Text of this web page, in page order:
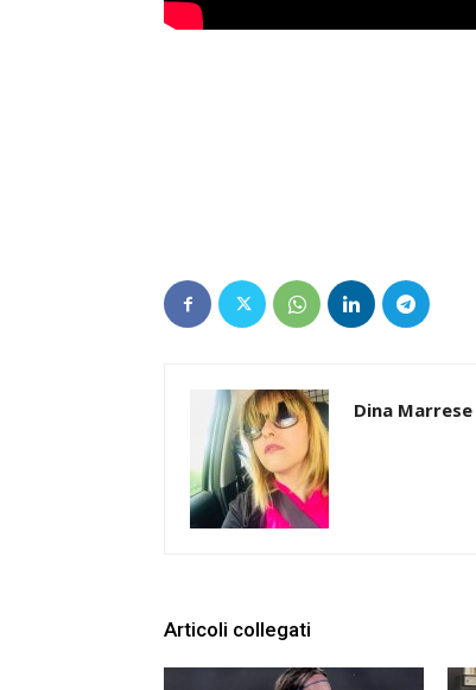
Dina Marrese
Articoli collegati